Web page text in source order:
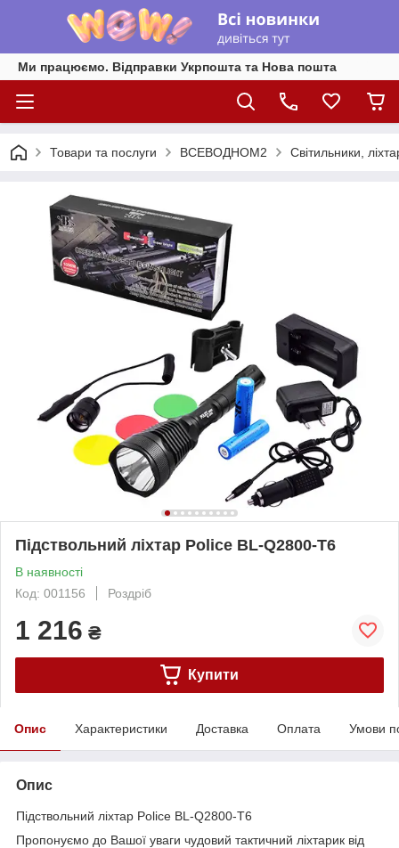
Ми працюємо. Відправки Укрпошта та Нова пошта
Товари та послуги ВСЕВОДНОМ2 Світильники,
Підствольний ліхтар Police BL-Q2800-T6
В наявності
Код: 001156
Роздріб
1 216 ₴
Купити
Опис Характеристики Доставка Оплата Умови
Опис
Підствольний ліхтар Police BL-Q2800-T6
Пропонуємо до Вашої уваги чудовий тактичний ліхтарик від